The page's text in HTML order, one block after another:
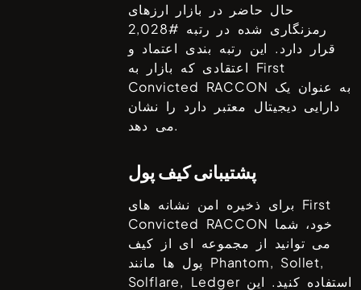
حال حاضر در بازار ارزهای
رمزنگاری شده در رتبه #2,028
قرار دارد. این رتبه بندی اعتماد و
First
Convicted RACCON
دارایی دیجیتال معتبر دارد را نشان
می دهد.
پشتیبانی کیف پول
First
Convicted RACCON
می توانید از مجموعه ای از کیف
Phantom, Sollet,
Solflare, Ledgerاستفاده کنید. این